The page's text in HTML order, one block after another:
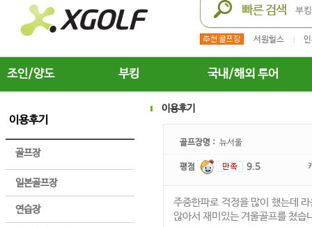
서원힐스
조인/양도 부킹 국내/해외 투어
이용후기
골프장
일본골프장
연습장
이용후기
골프장명 : 뉴서울
평점 9.5
주중한파로 걱정을 많이 했는데
않아서 재미있는 겨울골프를 쳤습